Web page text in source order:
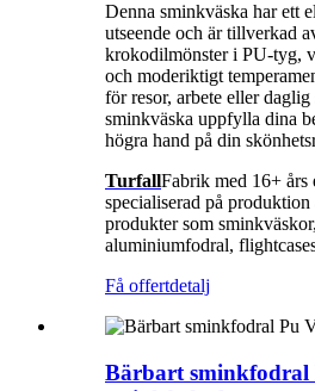
Denna sminkväska har ett
utseende och är tillverkad
krokodilmönster i PU-tyg,
och moderiktigt
för resor, arbete eller
sminkväska uppfylla dina
högra hand på din
TurfallFabrik med 16+ års
specialiserad på produktion
produkter som
aluminiumfodral,
Få offertdetalj
Bärbart sminkfodral